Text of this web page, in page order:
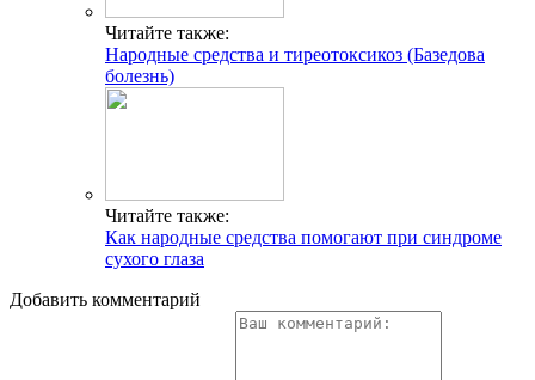
Читайте также:
Народные средства и тиреотоксикоз (Базедова
болезнь)
Читайте также:
Как народные средства помогают при синдроме
сухого глаза
Добавить комментарий